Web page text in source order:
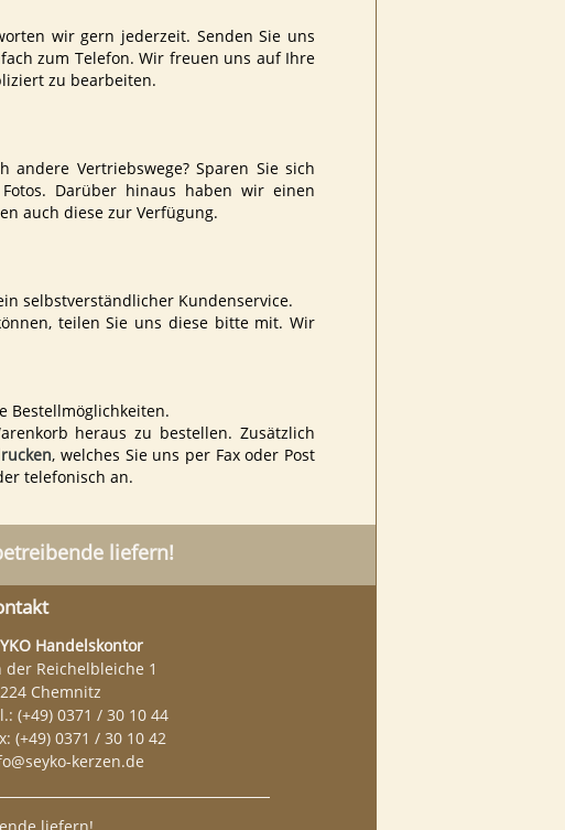
wir gern jederzeit. Senden Sie uns
zum Telefon. Wir freuen uns auf Ihre
zu bearbeiten.
Vertriebswege? Sparen Sie sich
Darüber hinaus haben wir einen
auch diese zur Verfügung.
selbstverständlicher Kundenservice.
teilen Sie uns diese bitte mit. Wir
Bestellmöglichkeiten.
heraus zu bestellen. Zusätzlich
, welches Sie uns per Fax oder Post
telefonisch an.
liefern!
Handelskontor
der Reichelbleiche 1
Chemnitz
(+49) 0371 / 30 10 44
(+49) 0371 / 30 10 42
kerzen.de